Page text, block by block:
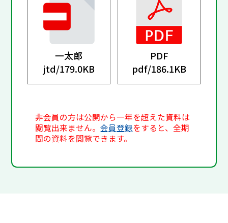
一太郎
jtd/179.0KB
PDF
pdf/186.1KB
非会員の方は公開から一年を超えた資料は
閲覧出来ません。会員登録をすると、全期
間の資料を閲覧できます。